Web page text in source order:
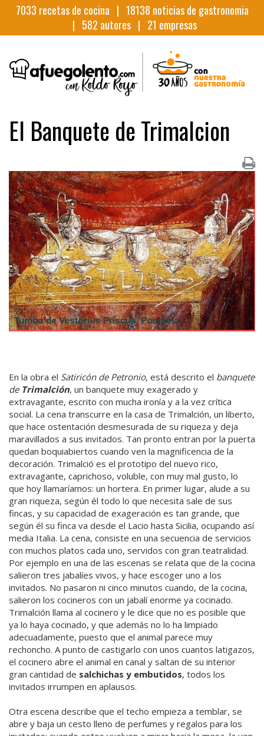
7033 recetas de cocina | 18138 noticias de gastronomia
| 582 autores | 21 empresas
El Banquete de Trimalcion
En la obra el Satiricón de Petronio, está descrito el banquete
de Trimalción, un banquete muy exagerado y
extravagante, escrito con mucha ironía y a la vez crítica
social. La cena transcurre en la casa de Trimalción, un liberto,
que hace ostentación desmesurada de su riqueza y deja
maravillados a sus invitados. Tan pronto entran por la puerta
quedan boquiabiertos cuando ven la magnificencia de la
decoración. Trimalció es el prototipo del nuevo rico,
extravagante, caprichoso, voluble, con muy mal gusto, lo
que hoy llamaríamos: un hortera. En primer lugar, alude a su
gran riqueza, según él todo lo que necesita sale de sus
fincas, y su capacidad de exageración es tan grande, que
según él su finca va desde el Lacio hasta Sicilia, ocupando así
media Italia. La cena, consiste en una secuencia de servicios
con muchos platos cada uno, servidos con gran teatralidad.
Por ejemplo en una de las escenas se relata que de la cocina
salieron tres jabalíes vivos, y hace escoger uno a los
invitados. No pasaron ni cinco minutos cuando, de la cocina,
salieron los cocineros con un jabalí enorme ya cocinado.
Trimalción llama al cocinero y le dice que no es posible que
ya lo haya cocinado, y que además no lo ha limpiado
adecuadamente, puesto que el animal parece muy
rechoncho. A punto de castigarlo con unos cuantos latigazos,
el cocinero abre el animal en canal y saltan de su interior
gran cantidad de salchichas y embutidos, todos los
invitados irrumpen en aplausos.
Otra escena describe que el techo empieza a temblar, se
abre y baja un cesto lleno de perfumes y regalos para los